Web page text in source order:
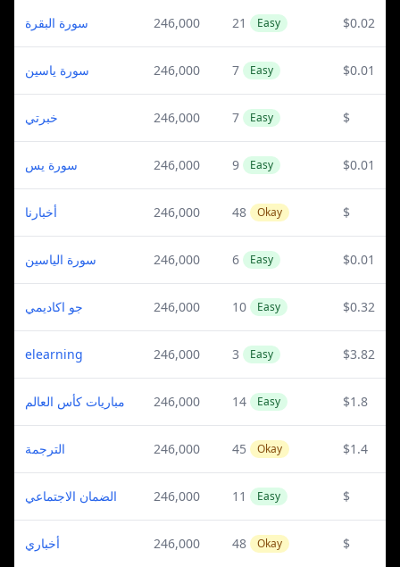
سورة البقرة 246,000 21 Easy $0.02
سورة ياسين 246,000 7 Easy $0.01
خبرتي 246,000 7 Easy $
سورة يس 246,000 9 Easy $0.01
أخبارنا 246,000 48 Okay $
سورة الياسين 246,000 6 Easy $0.01
جو اكاديمي 246,000 10 Easy $0.32
elearning 246,000 3 Easy $3.82
مباريات كأس العالم 246,000 14 Easy $1.8
الترجمة 246,000 45 Okay $1.4
الضمان الاجتماعي 246,000 11 Easy $
أخباري 246,000 48 Okay $